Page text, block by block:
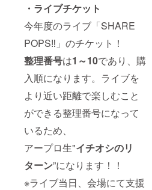
・ライブチケット
今年度のライブ「SHARE
POPS‼」のチケット！
整理番号は1～10であり、購
入順になります。ライブを
より近い距離で楽しむこと
ができる整理番号になって
いるため、
アープロ生"イチオシのリ
ターン”になります！！
※ライブ当日、会場にて支援